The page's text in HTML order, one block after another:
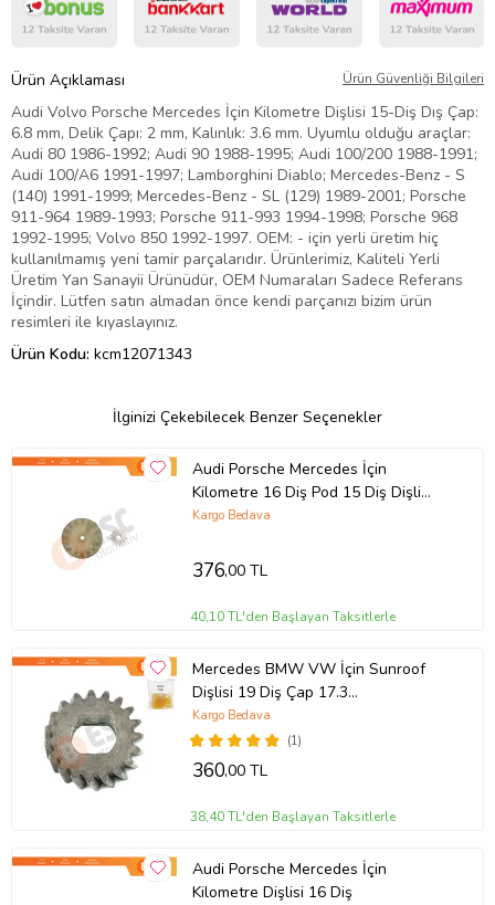
Ürün Açıklaması Ürün Güvenliği Bilgileri
Audi Volvo Porsche Mercedes İçin Kilometre Dişlisi 15-Diş Dış Çap:
6.8 mm, Delik Çapı: 2 mm, Kalınlık: 3.6 mm. Uyumlu olduğu araçlar:
Audi 80 1986-1992; Audi 90 1988-1995; Audi 100/200 1988-1991;
Audi 100/A6 1991-1997; Lamborghini Diablo; Mercedes-Benz - S
(140) 1991-1999; Mercedes-Benz - SL (129) 1989-2001; Porsche
911-964 1989-1993; Porsche 911-993 1994-1998; Porsche 968
1992-1995; Volvo 850 1992-1997. OEM: - için yerli üretim hiç
kullanılmamış yeni tamir parçalarıdır. Ürünlerimiz, Kaliteli Yerli
Üretim Yan Sanayii Ürünüdür, OEM Numaraları Sadece Referans
İçindir. Lütfen satın almadan önce kendi parçanızı bizim ürün
resimleri ile kıyaslayınız.
Ürün Kodu: kcm12071343
İlginizi Çekebilecek Benzer Seçenekler
Audi Porsche Mercedes İçin
Kilometre 16 Diş Pod 15 Diş Dişli
Seti
Kargo Bedava
376,00 TL
40,10 TL'den Başlayan Taksitlerle
Mercedes BMW VW İçin Sunroof
Dişlisi 19 Diş Çap 17.3
A2048201442
(1)
Kargo Bedava
360,00 TL
38,40 TL'den Başlayan Taksitlerle
Audi Porsche Mercedes İçin
Kilometre Dişlisi 16 Diş